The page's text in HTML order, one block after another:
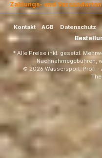
Zahlungs- und Versandarten
Kontakt AGB Datenschutz
* Alle Preise inkl. gesetzl.
Nachnahmegebühren,
© 2026 Wassersport-Profi -